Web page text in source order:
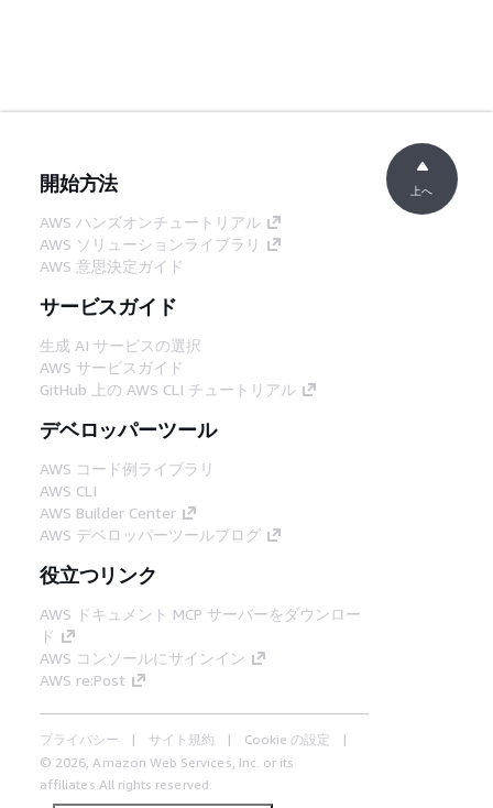
開始方法
AWS ハンズオンチュートリアル
AWS ソリューションライブラリ
AWS 意思決定ガイド
サービスガイド
生成 AI サービスの選択
AWS サービスガイド
GitHub 上の AWS CLI チュートリアル
デベロッパーツール
AWS コード例ライブラリ
AWS CLI
AWS Builder Center
AWS デベロッパーツールブログ
役立つリンク
AWS ドキュメント MCP サーバーをダウンロー
ド
AWS コンソールにサインイン
AWS re:Post
プライバシー サイト規約
Cookie の設定
© 2026, Amazon Web Services, Inc. or its
affiliates.All rights reserved.
上へ